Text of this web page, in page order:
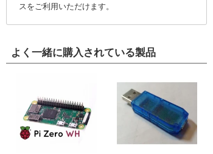
スをご利用いただけます。
よく一緒に購入されている製品